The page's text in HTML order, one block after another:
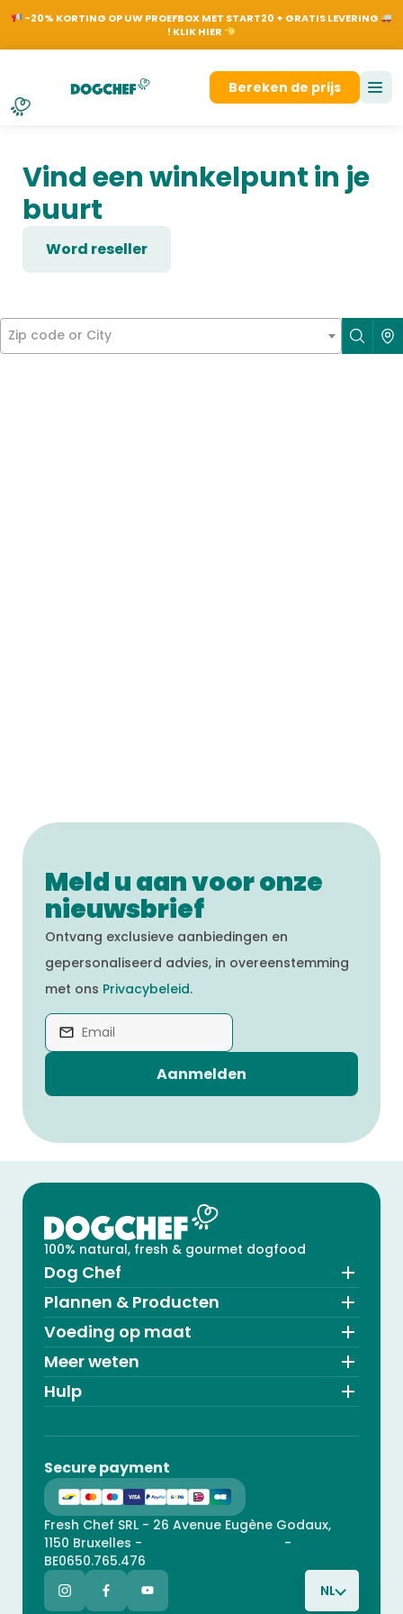
-20% KORTING OP UW PROEFBOX MET START20 + GRATIS LEVERING
! KLIK HIER
Bereken de prijs
Aanmelden
Word reseller
Vind een winkelpunt in je
buurt
Zip code or City
Meld u aan voor onze
nieuwsbrief
Ontvang exclusieve aanbiedingen en
gepersonaliseerd advies, in overeenstemming
met ons Privacybeleid.
Aanmelden
100% natural, fresh & gourmet dogfood
Dog Chef
Plannen & Producten
Voeding op maat
Meer weten
Hulp
Secure payment
Fresh Chef SRL - 26 Avenue Eugène Godaux,
1150 Bruxelles -
-
BE0650.765.476
NL